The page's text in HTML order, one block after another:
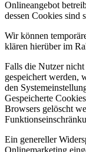
Onlineangebot
dessen Cookies sind
Wir können
klären hierüber im
Falls die Nutzer
gespeichert werden,
den
Gespeicherte
Browsers gelöscht
Ein genereller